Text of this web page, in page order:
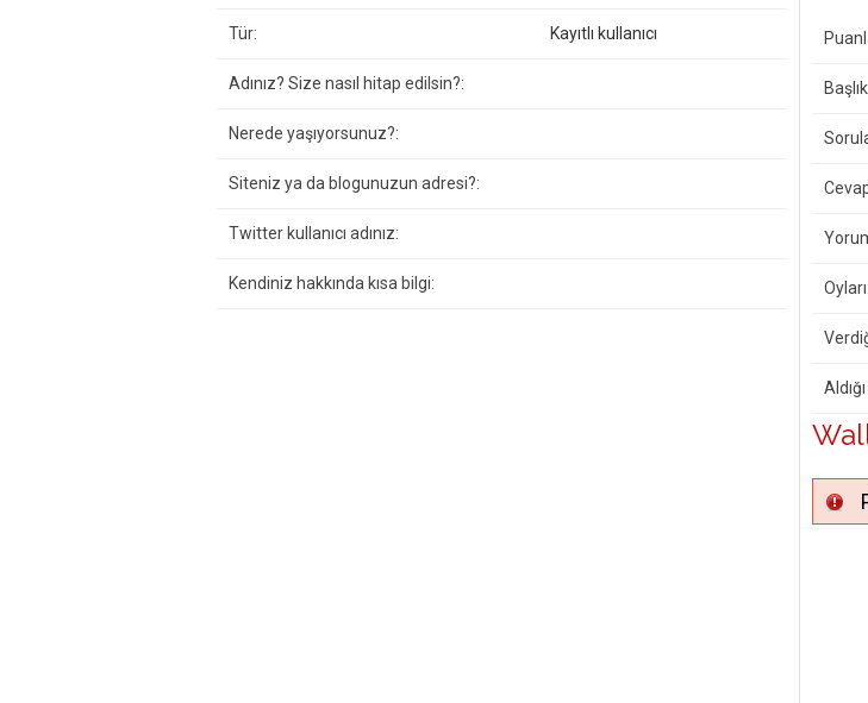
Tür: Kayıtlı kullanıcı
Adınız? Size nasıl hitap edilsin?:
Nerede yaşıyorsunuz?:
Siteniz ya da blogunuzun adresi?:
Twitter kullanıcı adınız:
Kendiniz hakkında kısa bilgi: Oyları: